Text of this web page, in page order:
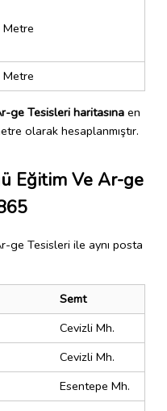
ge Tesisleri haritasına en
olarak hesaplanmıştır.
Eğitim Ve Ar-ge
ge Tesisleri ile aynı posta
Semt
Cevizli Mh.
Cevizli Mh.
Esentepe Mh.